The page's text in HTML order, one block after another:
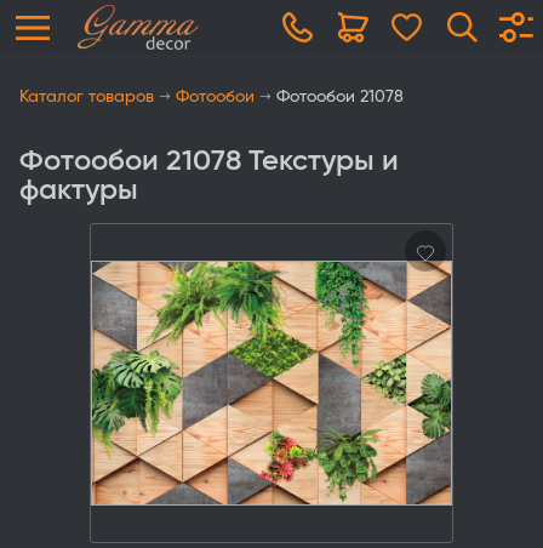
Каталог товаров Фотообои Фотообои 21078
Фотообои 21078 Текстуры и
фактуры